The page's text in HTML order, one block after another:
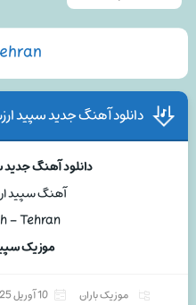
دانلود آهنگ جدید سپید
دانلود آهنگ جدید
آهنگ سپید
– Tehran
موزیک
موزیک باران 10 آوریل 2025